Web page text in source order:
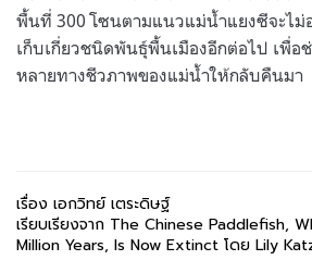
พื้นที่ 300 โซนตามแนวแม่น้ำแยงซีจะไม่
เก็บเกี่ยวชนิดพันธุ์พื้นเมืองอีกต่อไป เพื่อ
หลายทางชีวภาพของแม่น้ำให้กลับคืนมา
เรื่อง เอกวิทย์ เตระดิษฐ์
เรียบเรียงจาก The Chinese Paddlefish,
Million Years, Is Now Extinct โดย Lily